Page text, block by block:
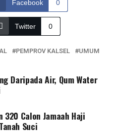
Facebook 0
Twitter 0
PEMPROV KALSEL UMUM
Daripada Air, Qum Water
320 Calon Jamaah Haji
Suci